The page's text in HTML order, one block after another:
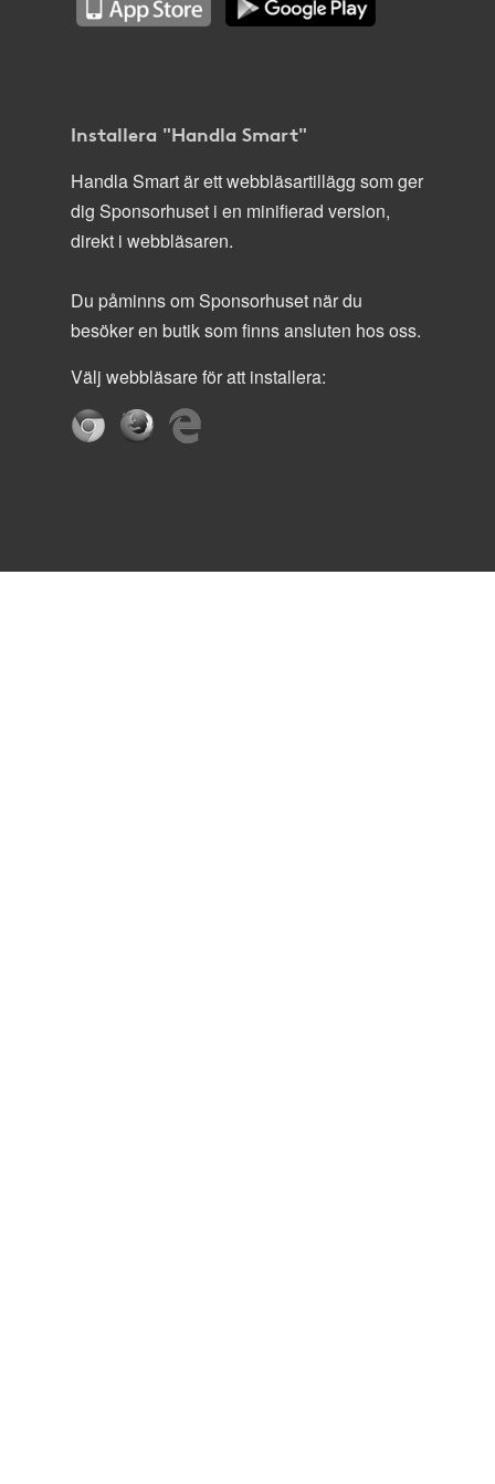
Installera "Handla Smart"
Handla Smart är ett webbläsartillägg som ger
dig Sponsorhuset i en minifierad version,
direkt i webbläsaren.
Du påminns om Sponsorhuset när du
besöker en butik som finns ansluten hos oss.
Välj webbläsare för att installera: